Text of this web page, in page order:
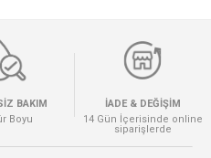
BAKIM
Boyu
İADE & DEĞİŞİM
14 Gün İçerisinde online
siparişlerde